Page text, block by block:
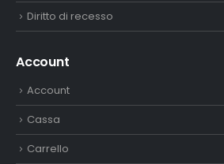
Diritto di recesso
Account
Account
Cassa
Carrello